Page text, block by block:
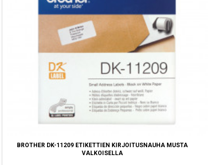
BROTHER DK-11209 ETIKETTIEN KIRJOITUSNAUHA MUSTA
VALKOISELLA